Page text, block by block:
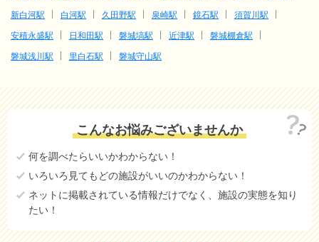
新白河駅
白河駅 久田野駅 泉崎駅 鏡石駅
須賀川駅
安積永盛駅
日和田駅 磐城塙駅 近津駅
磐城棚倉駅
磐城浅川駅
里白石駅 磐城守山駅
こんなお悩みございませんか
何を調べたらいいかわからない！
いろいろ見てもどの施設がいいのかわからない！
ネットに掲載されている情報だけでなく、施設の実態を知り
たい！